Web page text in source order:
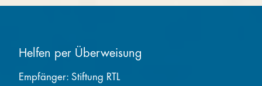
Helfen per Überweisung
Empfänger: Stiftung RTL